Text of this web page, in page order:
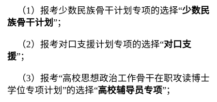
（1）报考少数民族骨干计划专项的选择“少数民
族骨干计划”；
（2）报考对口支援计划专项的选择“对口支
援”；
（3）报考“高校思想政治工作骨干在职攻读博士
学位专项计划”的选择“高校辅导员专项”；